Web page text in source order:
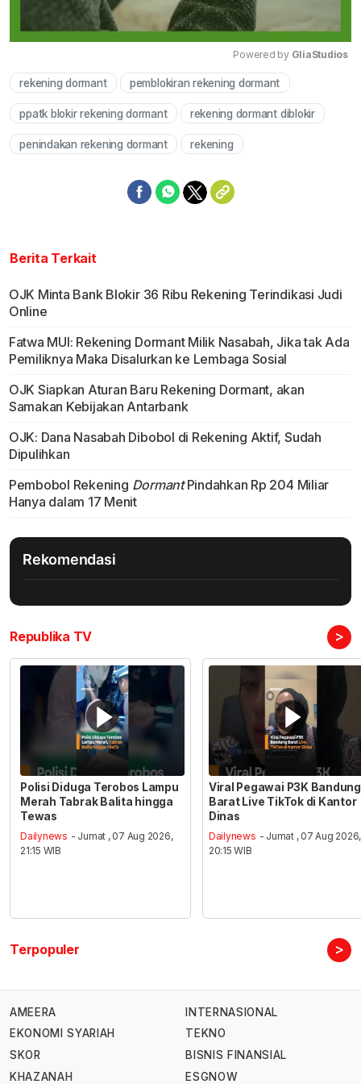
Powered by GliaStudios
rekening dormant pemblokiran rekening dormant
ppatk blokir rekening dormant rekening dormant diblokir
penindakan rekening dormant rekening
Berita Terkait
OJK Minta Bank Blokir 36 Ribu Rekening Terindikasi Judi
Online
Fatwa MUI: Rekening Dormant Milik Nasabah, Jika tak Ada
Pemiliknya Maka Disalurkan ke Lembaga Sosial
OJK Siapkan Aturan Baru Rekening Dormant, akan
Samakan Kebijakan Antarbank
OJK: Dana Nasabah Dibobol di Rekening Aktif, Sudah
Dipulihkan
Pembobol Rekening DormantPindahkan Rp 204 Miliar
Hanya dalam 17 Menit
Rekomendasi
Republika TV >
Polisi Diduga Terobos Lampu
Merah Tabrak Balita hingga
Tewas
Dailynews - Jumat , 07 Aug 2026,
21:15 WIB
Viral Pegawai P3K Bandung
Barat Live TikTok di Kantor
Dinas
Dailynews - Jumat , 07 Aug 2026,
20:15 WIB
Terpopuler >
AMEERA
EKONOMI SYARIAH
SKOR
KHAZANAH
INTERNASIONAL
TEKNO
BISNIS FINANSIAL
ESGNOW